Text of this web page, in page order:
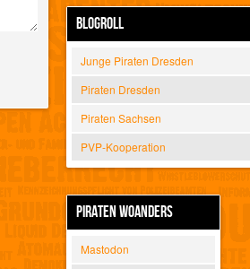
BLOGROLL
Junge Piraten Dresden
Piraten Dresden
Piraten Sachsen
PVP-Kooperation
PIRATEN WOANDERS
Mastodon